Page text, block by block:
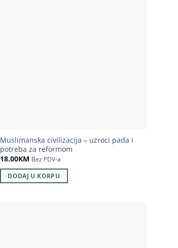
Muslimanska civilizacija – uzroci pada i
potreba za reformom
18.00KM Bez PDV-a
DODAJ U KORPU